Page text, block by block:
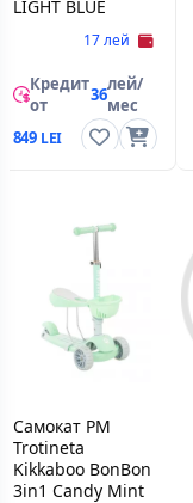
LIGHT BLUE
17 лей
Кредит
от
36лей/
мес
849
Самокат PM
Trotineta
Kikkaboo BonBon
3in1 Candy Mint